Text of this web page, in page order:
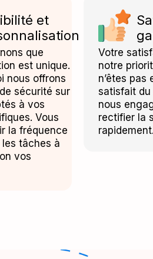
et
que
est unique.
nous offrons
sécurité sur
à vos
Vous
la fréquence
tâches à
vos
Votre
notre
n’êtes pas
satisfait
nous
rectifier la
rapidement.